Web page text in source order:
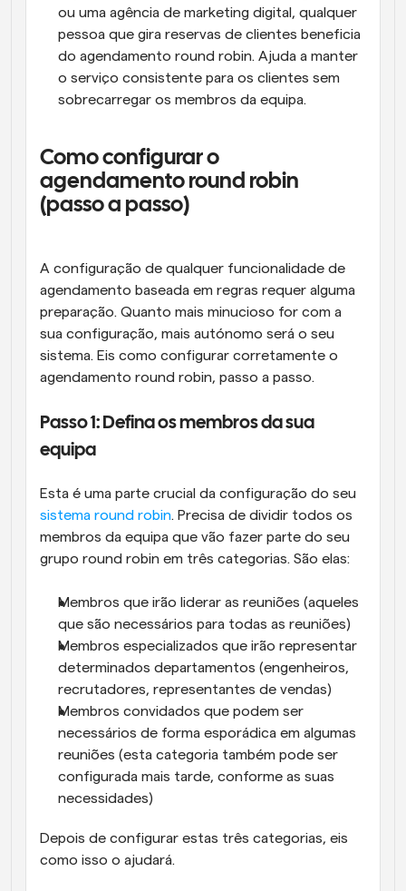
ou uma agência de marketing digital, qualquer
pessoa que gira reservas de clientes beneficia
do agendamento round robin. Ajuda a manter
o serviço consistente para os clientes sem
sobrecarregar os membros da equipa.
Como configurar o
agendamento round robin
(passo a passo)
A configuração de qualquer funcionalidade de
agendamento baseada em regras requer alguma
preparação. Quanto mais minucioso for com a
sua configuração, mais autónomo será o seu
sistema. Eis como configurar corretamente o
agendamento round robin, passo a passo.
Passo 1: Defina os membros da sua
equipa
sistema round robin. Precisa de dividir todos os
membros da equipa que vão fazer parte do seu
grupo round robin em três categorias. São elas:
Membros que irão liderar as reuniões (aqueles
que são necessários para todas as reuniões)
Membros especializados que irão representar
determinados departamentos (engenheiros,
recrutadores, representantes de vendas)
Membros convidados que podem ser
necessários de forma esporádica em algumas
reuniões (esta categoria também pode ser
configurada mais tarde, conforme as suas
necessidades)
Depois de configurar estas três categorias, eis
como isso o ajudará.